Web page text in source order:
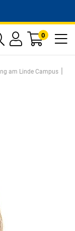
0
am Linde Campus |